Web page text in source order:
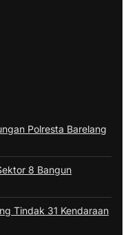
Polresta Barelang
8 Bangun
Tindak 31 Kendaraan